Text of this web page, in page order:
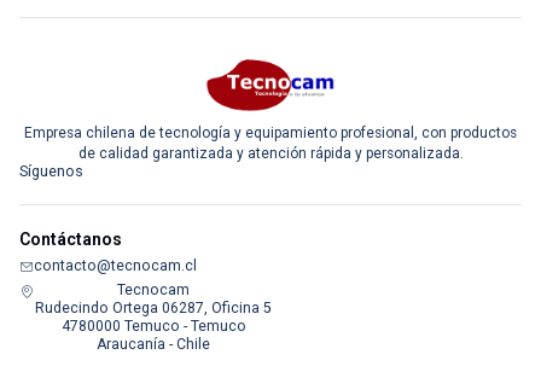
Empresa chilena de tecnología y equipamiento profesional, con productos
de calidad garantizada y atención rápida y personalizada.
Síguenos
Contáctanos
contacto@tecnocam.cl
Tecnocam
Rudecindo Ortega 06287, Oficina 5
4780000 Temuco - Temuco
Araucanía - Chile